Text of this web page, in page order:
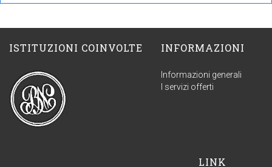
ISTITUZIONI COINVOLTE INFORMAZIONI
Informazioni generali
I servizi offerti
LINK